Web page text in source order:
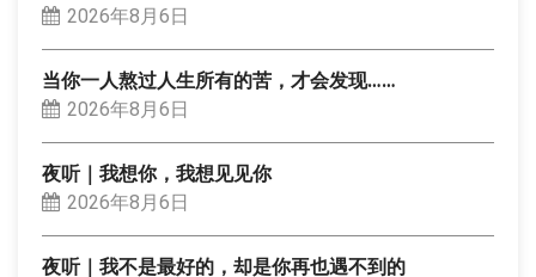
2026年8月6日
当你一人熬过人生所有的苦，才会发现……
2026年8月6日
夜听｜我想你，我想见见你
2026年8月6日
夜听｜我不是最好的，却是你再也遇不到的